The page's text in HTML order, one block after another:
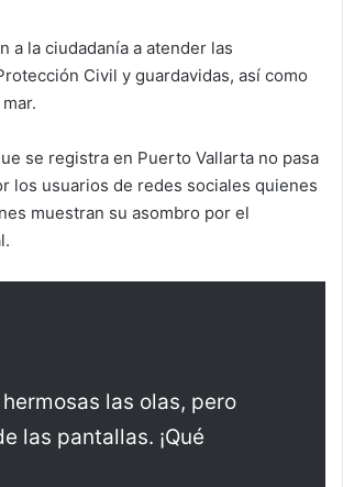
a la ciudadanía a atender las
Civil y guardavidas, así como
se registra en Puerto Vallarta no pasa
los usuarios de redes sociales quienes
muestran su asombro por el
hermosas las olas, pero
las pantallas. ¡Qué